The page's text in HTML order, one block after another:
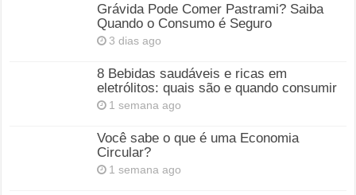
Grávida Pode Comer Pastrami? Saiba
Quando o Consumo é Seguro
3 dias ago
8 Bebidas saudáveis e ricas em
eletrólitos: quais são e quando consumir
1 semana ago
Você sabe o que é uma Economia
Circular?
1 semana ago